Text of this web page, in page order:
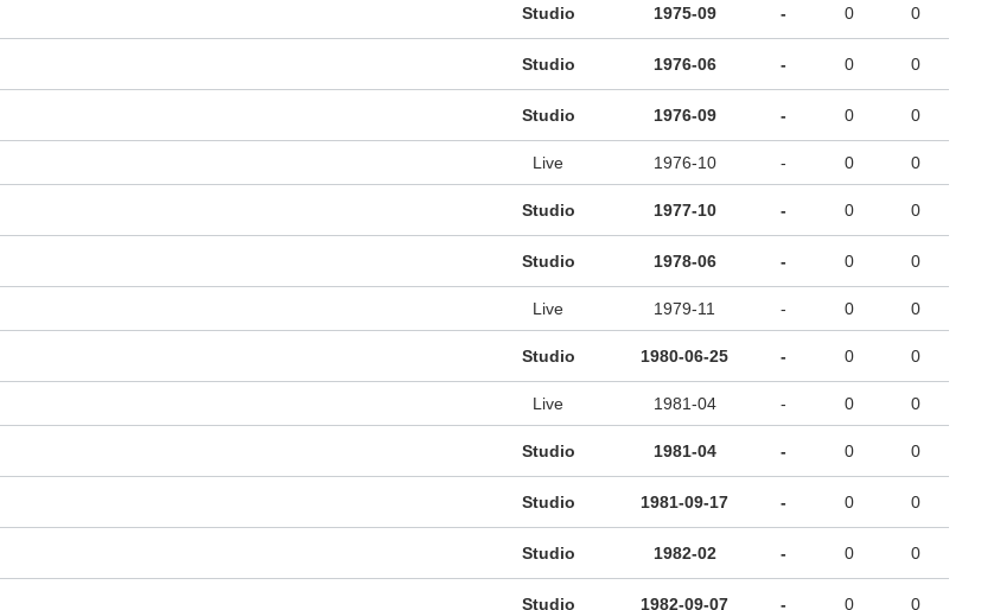
Studio 1975-09 - 0 0
Studio 1976-06 - 0 0
Studio 1976-09 - 0 0
Live 1976-10 - 0 0
Studio 1977-10 - 0 0
Studio 1978-06 - 0 0
Live 1979-11 - 0 0
Studio 1980-06-25 - 0 0
Live 1981-04 - 0 0
Studio 1981-04 - 0 0
Studio 1981-09-17 - 0 0
Studio 1982-02 - 0 0
Studio 1982-09-07 - 0 0